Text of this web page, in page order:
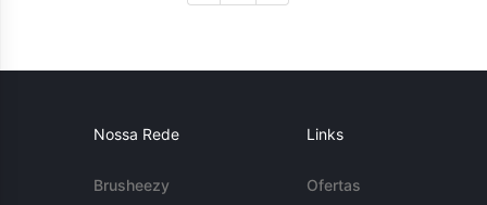
Nossa Rede
Brusheezy
Links
Ofertas